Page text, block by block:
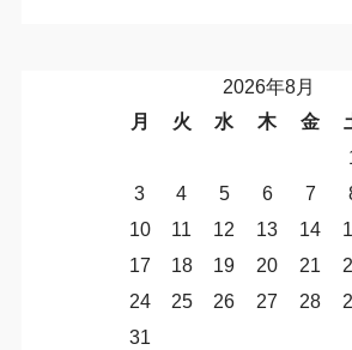
2026年8月
月
火 水 木 金
3
4 5 6 7
10
11 12 13 14
17
18 19 20 21
24
25 26 27 28
31